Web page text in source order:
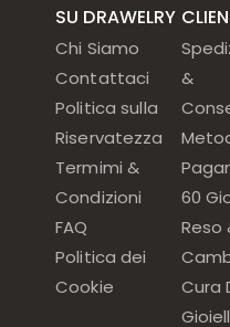
SU DRAWELRY
Chi Siamo
Contattaci
Politica sulla
Riservatezza
Termimi &
Condizioni
FAQ
Politica dei
Cookie
&
60
Reso
Cura